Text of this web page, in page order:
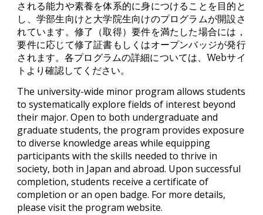
される能力や素養を体系的に身につけることを目的と
し、学部生向けと大学院生向けのプログラムが開設さ
れています。 修了（取得）要件を満たした場合には，
要件に応じて修了証書もしくはオープンバッジが発行
されます。各プログラムの詳細については、Webサイ
トより確認してください。
The university-wide minor program allows students
to systematically explore fields of interest beyond
their major. Open to both undergraduate and
graduate students, the program provides exposure
to diverse knowledge areas while equipping
participants with the skills needed to thrive in
society, both in Japan and abroad. Upon successful
completion, students receive a certificate of
completion or an open badge. For more details,
please visit the program website.